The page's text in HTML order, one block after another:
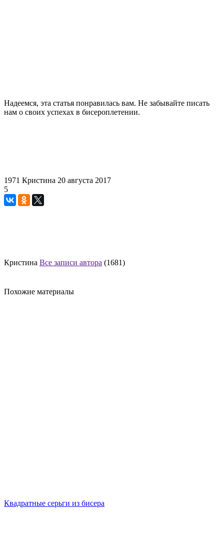
Надеемся, эта статья понравилась вам. Не забывайте писать
нам о своих успехах в бисероплетении.
1971 Кристина 20 августа 2017
5
Кристина Все записи автора (1681)
Похожие материалы
Квадратные серьги из бисера